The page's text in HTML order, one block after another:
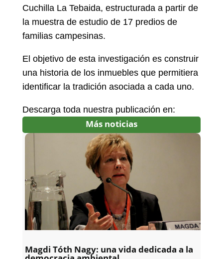
Cuchilla La Tebaida, estructurada a partir de
la muestra de estudio de 17 predios de
familias campesinas.
El objetivo de esta investigación es construir
una historia de los inmuebles que permitiera
identificar la tradición asociada a cada uno.
Descarga toda nuestra publicación en:
Más noticias
Magdi Tóth Nagy: una vida dedicada a la